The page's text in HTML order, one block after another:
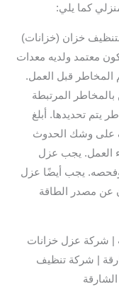
كما يلي:
خزان (خزانات)
معتمد ولديه معدات
المخاطر قبل العمل.
المرتبطة
يتم تحديدها. أبلغ
على وشك الحدوث
العمل. يجب عزل
يجب أيضًا عزل
عن مصدر الطاقة
| شركة عزل خزانات
| شركة تنظيف